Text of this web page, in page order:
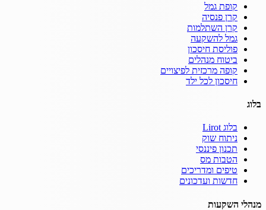
קופת גמל
קרן פנסיה
קרן השתלמות
גמל להשקעה
פוליסת חיסכון
ביטוח מנהלים
קופה מרכזית לפיצויים
חיסכון לכל ילד
בלוג
בלוג Lirot
ניתוח שוק
תכנון פיננסי
הטבות מס
טיפים ומדריכים
חדשות ועדכונים
מנהלי השקעות